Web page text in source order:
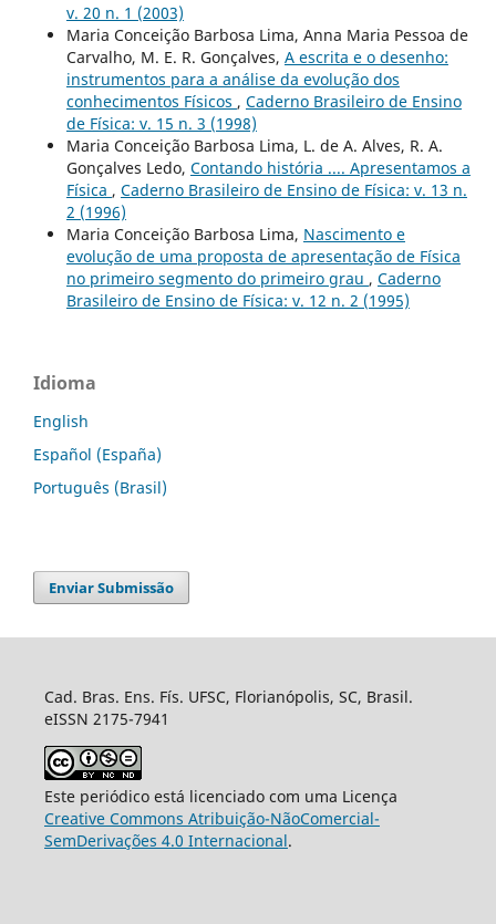
v. 20 n. 1 (2003)
Maria Conceição Barbosa Lima, Anna Maria Pessoa de
Carvalho, M. E. R. Gonçalves, A escrita e o desenho:
instrumentos para a análise da evolução dos
conhecimentos Físicos , Caderno Brasileiro de Ensino
de Física: v. 15 n. 3 (1998)
Maria Conceição Barbosa Lima, L. de A. Alves, R. A.
Gonçalves Ledo, Contando história .... Apresentamos a
Física , Caderno Brasileiro de Ensino de Física: v. 13 n.
2 (1996)
Maria Conceição Barbosa Lima, Nascimento e
evolução de uma proposta de apresentação de Física
no primeiro segmento do primeiro grau , Caderno
Brasileiro de Ensino de Física: v. 12 n. 2 (1995)
Idioma
English
Español (España)
Português (Brasil)
Enviar Submissão
Cad. Bras. Ens. Fís. UFSC, Florianópolis, SC, Brasil.
eISSN 2175-7941
Este periódico está licenciado com uma Licença
Creative Commons Atribuição-NãoComercial-
SemDerivações 4.0 Internacional.